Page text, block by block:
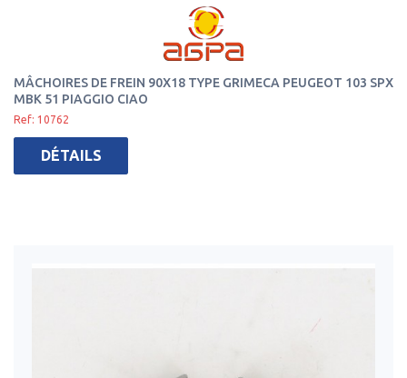
MÂCHOIRES DE FREIN 90X18 TYPE GRIMECA PEUGEOT 103 SPX
MBK 51 PIAGGIO CIAO
Ref: 10762
DÉTAILS